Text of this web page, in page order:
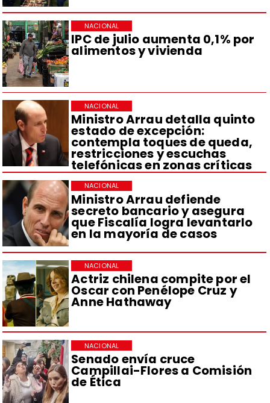
IPC de julio aumenta 0,1% por
alimentos y vivienda
NACIONAL
Ministro Arrau detalla quinto
estado de excepción:
contempla toques de queda,
restricciones y escuchas
telefónicas en zonas críticas
NACIONAL
Ministro Arrau defiende
secreto bancario y asegura
que Fiscalía logra levantarlo
en la mayoría de casos
NACIONAL
Actriz chilena compite por el
Oscar con Penélope Cruz y
Anne Hathaway
NACIONAL
Senado envía cruce
Campillai-Flores a Comisión
de Ética
NACIONAL